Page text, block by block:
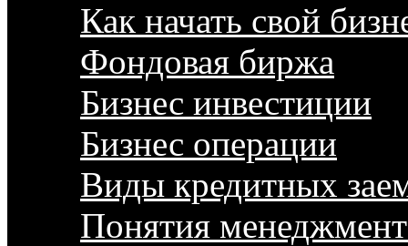
Как начать свой
Фондовая биржа
Бизнес инвестиции
Бизнес операции
Виды кредитных
Понятия